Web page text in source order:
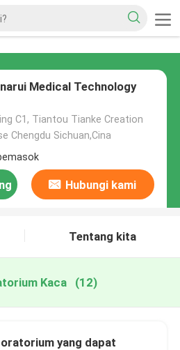
Medical Technology
C1, Tiantou Tianke Creation
Chengdu Sichuan,Cina
Hubungi kami
Tentang kita
Kaca (12)
yang dapat